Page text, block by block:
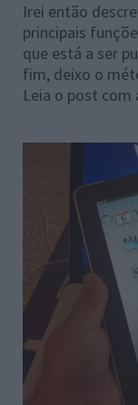
Irei então
principais
que está a ser
fim, deixo o
Leia o post com